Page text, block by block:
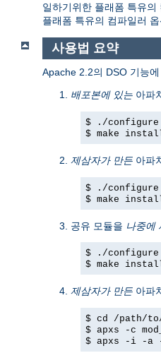
일하기위한 플래폼 특유
플래폼 특유의 컴파일러
사용법 요약
Apache 2.2의 DSO 기능
배포본에 있는 아파
$ ./
$ make
제삼자가 만든 아파
$ ./configure
$ make
공유 모듈을 나중에
$ ./configure
$ make
제삼자가 만든 아파
$ cd /path/
$ apxs -c
$ apxs -i -a